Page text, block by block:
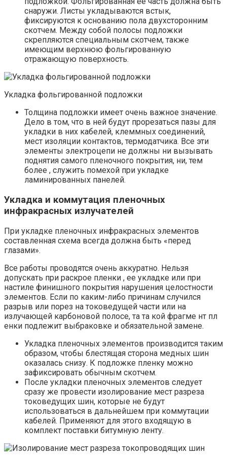
снаружи. Листы укладываются встык,
фиксируются к основанию пола двухсторонним
скотчем. Между собой полосы подложки
скрепляются специальным скотчем, также
имеющим верхнюю фольгированную
отражающую поверхность.
Укладка фольгированной подложки
Толщина подложки имеет очень важное значение.
Дело в том, что в ней будут прорезаться пазы для
укладки в них кабелей, клеммных соединений,
мест изоляции контактов, термодатчика. Все эти
элементы электроцепи не должны ни вызывать
поднятия самого пленочного покрытия, ни, тем
более , служить помехой при укладке
ламинированных панелей.
Укладка и коммутация пленочных
инфракрасных излучателей
При укладке пленочных инфракрасных элементов
составленная схема всегда должна быть «перед
глазами».
Все работы проводятся очень аккуратно. Нельзя
допускать при раскрое пленки , ее укладке или при
настиле финишного покрытия нарушения целостности
элементов. Если по каким-либо причинам случился
разрыв или порез на токоведущей части или на
излучающей карбоновой полосе, та та кой фрагме нт пл
енки подлежит выбраковке и обязательной замене.
Укладка пленочных элементов производится таким
образом, чтобы блестящая сторона медных шин
оказалась снизу. К подложке пленку можно
зафиксировать обычным скотчем.
После укладки пленочных элементов следует
сразу же провести изолирование мест разреза
токоведущих шин, которые не будут
использоваться в дальнейшем при коммутации
кабелей. Применяют для этого входящую в
комплект поставки битумную ленту.